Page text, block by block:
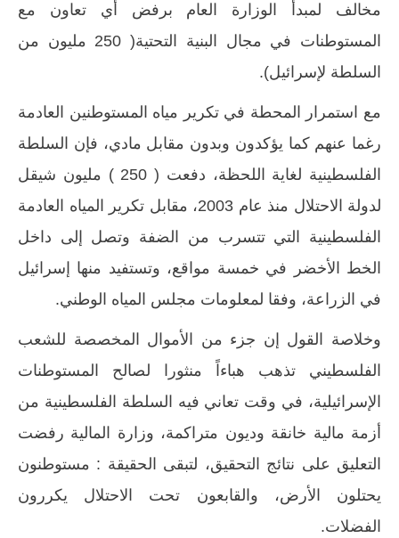
مخالف لمبدأ الوزارة العام برفض أي تعاون مع
المستوطنات في مجال البنية التحتية( 250 مليون من
السلطة لإسرائيل).
مع استمرار المحطة في تكرير مياه المستوطنين العادمة
رغما عنهم كما يؤكدون وبدون مقابل مادي، فإن السلطة
الفلسطينية لغاية اللحظة، دفعت ( 250 ) مليون شيقل
لدولة الاحتلال منذ عام 2003، مقابل تكرير المياه العادمة
الفلسطينية التي تتسرب من الضفة وتصل إلى داخل
الخط الأخضر في خمسة مواقع، وتستفيد منها إسرائيل
في الزراعة، وفقا لمعلومات مجلس المياه الوطني.
وخلاصة القول إن جزء من الأموال المخصصة للشعب
الفلسطيني تذهب هباءاً منثورا لصالح المستوطنات
الإسرائيلية، في وقت تعاني فيه السلطة الفلسطينية من
أزمة مالية خانقة وديون متراكمة، وزارة المالية رفضت
التعليق على نتائج التحقيق، لتبقى الحقيقة : مستوطنون
يحتلون الأرض، والقابعون تحت الاحتلال يكررون
الفضلات.